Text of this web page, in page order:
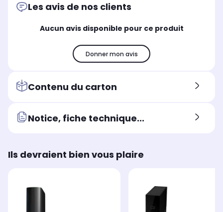
Sauvegarde automatique :
Les avis de nos clients
Aucun avis disponible pour ce produit
Donner mon avis
Contenu du carton
Notice, fiche technique...
Ils devraient bien vous plaire